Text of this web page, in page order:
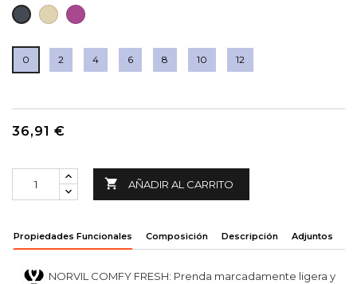
NEGROCRUDOFUCSIA
0 2 4 6 8 10 12
36,91 €
 AÑADIR AL CARRITO
Propiedades Funcionales Composición Descripción Adjuntos
NORVIL COMFY FRESH: Prenda marcadamente ligera y